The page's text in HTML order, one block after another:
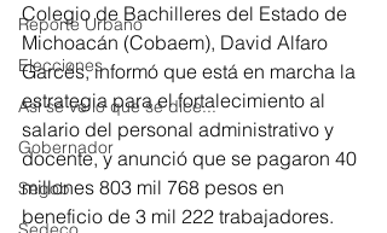
Reporte Urbano
Elecciones
Así se ve lo que se dice...
Gobernador
Segob
Colegio de Bachilleres del Estado de
Michoacán (Cobaem), David Alfaro
Garcés, informó que está en marcha la
estrategia para el fortalecimiento al
salario del personal administrativo y
docente, y anunció que se pagaron 40
millones 803 mil 768 pesos en
beneficio de 3 mil 222 trabajadores.